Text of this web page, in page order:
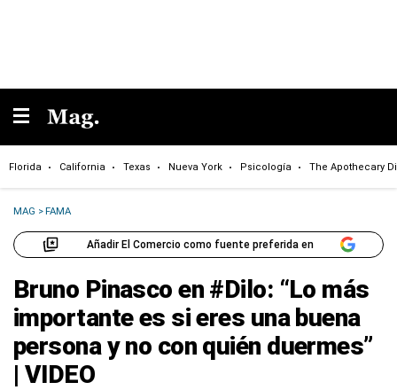
Florida California Texas Nueva York Psicología The Apothecary
MAG >FAMA
Añadir El Comercio como fuente preferida en
Bruno Pinasco en #Dilo: “Lo más
importante es si eres una buena
persona y no con quién duermes”
| VIDEO